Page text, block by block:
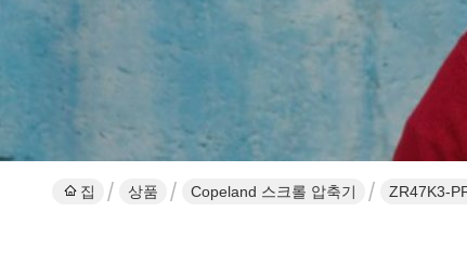
집 상품 Copeland 스크롤 압축기